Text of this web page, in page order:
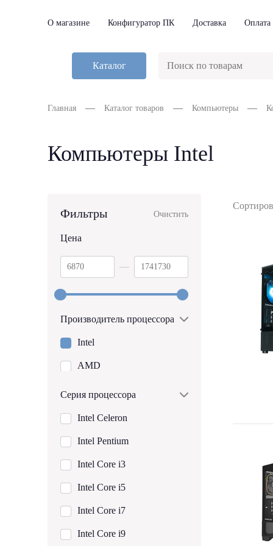
О магазине Конфигуратор ПК Доставка Оплата
Каталог
Главная Каталог товаров Компьютеры
Компьютеры Intel
Фильтры Очистить
Цена
Производитель процессора
Intel
AMD
Серия процессора
Intel Celeron
Intel Pentium
Intel Core i3
Intel Core i5
Intel Core i7
Intel Core i9